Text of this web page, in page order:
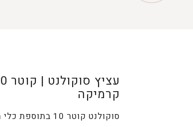
קרמיקה
סוקולנט קוטר 10 בתוספת כלי מקרמיקה